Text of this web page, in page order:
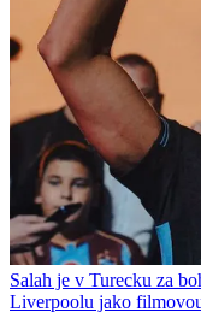
Salah je v Turecku za
Liverpoolu jako